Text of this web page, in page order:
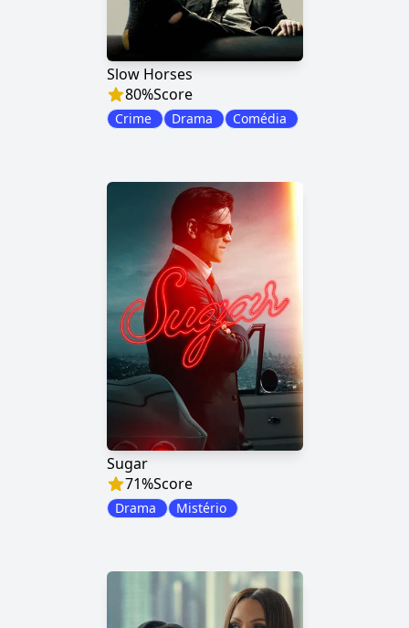
Slow Horses
80%Score
Crime Drama Comédia
Sugar
71%Score
Drama Mistério